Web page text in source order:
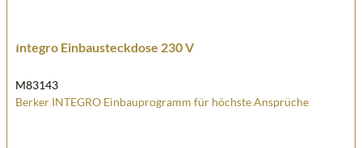
Integro Einbausteckdose 230 V
M83143
Berker INTEGRO Einbauprogramm für höchste Ansprüche